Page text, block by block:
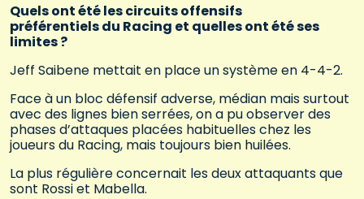
Quels ont été les circuits offensifs
préférentiels du Racing et quelles ont été ses
limites ?
Jeff Saibene mettait en place un système en 4-4-2.
Face à un bloc défensif adverse, médian mais surtout
avec des lignes bien serrées, on a pu observer des
phases d’attaques placées habituelles chez les
joueurs du Racing, mais toujours bien huilées.
La plus régulière concernait les deux attaquants que
sont Rossi et Mabella.